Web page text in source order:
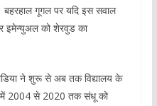
बहरहाल गूगल पर यदि इस सवाल
इमेन्युअल को शेरवुड का
ने शुरू से अब तक विद्यालय के
2004 से 2020 तक संधू को